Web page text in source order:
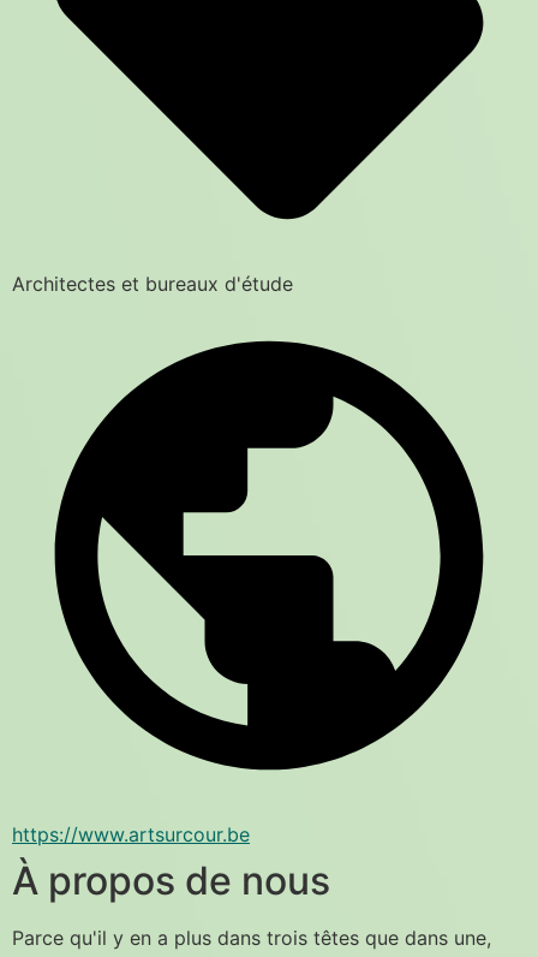
Architectes et bureaux d'étude
https://www.artsurcour.be
À propos de nous
Parce qu'il y en a plus dans trois têtes que dans une,